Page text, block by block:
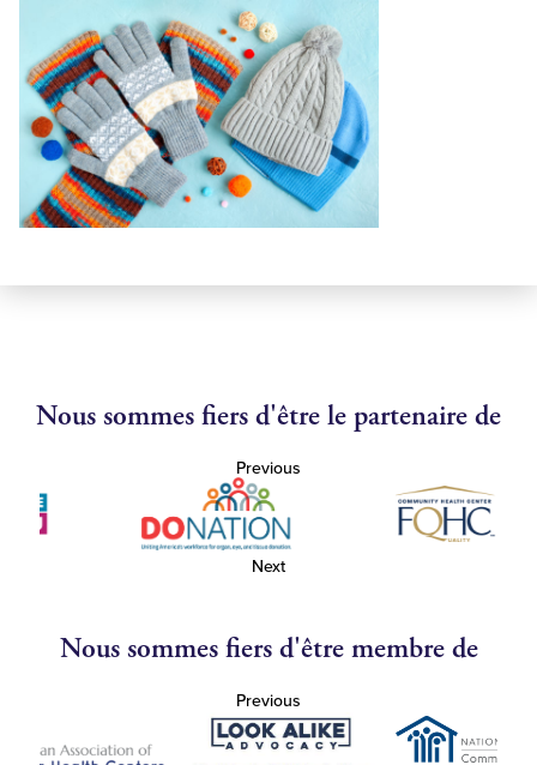
Nous sommes fiers d'être le partenaire de
Previous
Next
Nous sommes fiers d'être membre de
Previous